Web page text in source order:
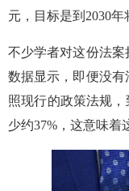
元，目标是到2030
不少学者对这份法
数据显示，即便没
照现行的政策法规
少约37%，这意味着